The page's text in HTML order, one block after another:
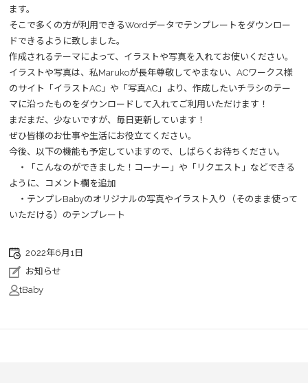
ます。
そこで多くの方が利用できるWordデータでテンプレートをダウンロー
ドできるように致しました。
作成されるテーマによって、イラストや写真を入れてお使いください。
イラストや写真は、私Marukoが長年尊敬してやまない、ACワークス様
のサイト「イラストAC」や「写真AC」より、作成したいチラシのテー
マに沿ったものをダウンロードして入れてご利用いただけます！
まだまだ、少ないですが、毎日更新しています！
ぜひ皆様のお仕事や生活にお役立てください。
今後、以下の機能も予定していますので、しばらくお待ちください。
・「こんなのができました！コーナー」や「リクエスト」などできる
ように、コメント欄を追加
・テンプレBabyのオリジナルの写真やイラスト入り（そのまま使って
いただける）のテンプレート
2022年6月1日
お知らせ
tBaby